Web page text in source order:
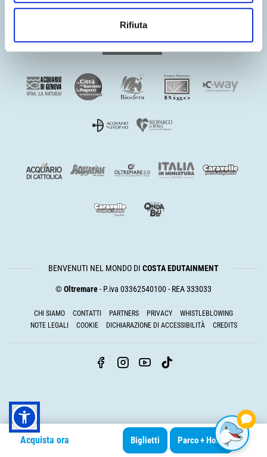
Rifiuta
BENVENUTI NEL MONDO DI COSTA EDUTAINMENT
©Oltremare- P.iva 03362540100 - REA 333033
CHI SIAMO CONTATTI PARTNERS PRIVACY
WHISTLEBLOWING
NOTE LEGALI
COOKIE DICHIARAZIONE DI ACCESSIBILITÀ CREDITS
Acquista ora Biglietti Parco + Hotel